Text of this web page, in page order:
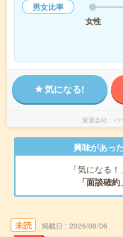
男女比率
女性
気になる!
派遣会社 パ
興味があっ
「気になる
「面談確約
未読 掲載日 2026/08/06